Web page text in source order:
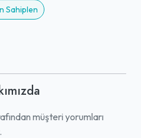
Sahiplen
müşteri yorumları